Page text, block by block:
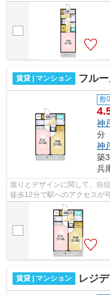
慌てることなく行動するために
賃貸 | マンション フル
敷0
神
分
神
築
兵
造りとデザインに関して、自
徒歩12分で駅へのアクセスが
がお勧めの物件をご案内いたし
賃貸 | マンション レジ